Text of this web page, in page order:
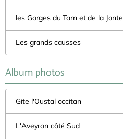
les Gorges du Tarn et de la Jonte
Les grands causses
Album photos
Gite l'Oustal occitan
L'Aveyron côté Sud